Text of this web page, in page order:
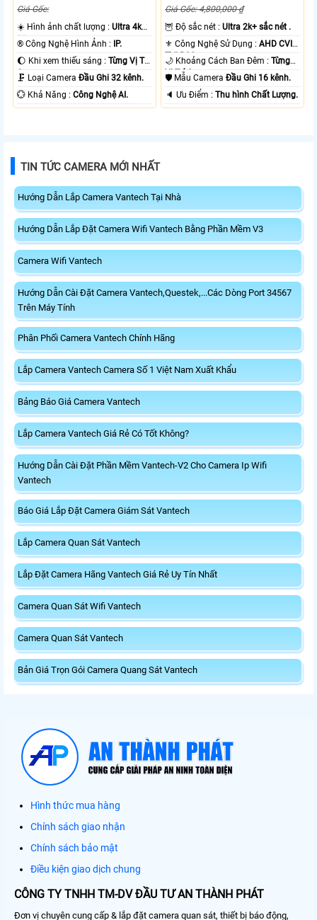
Giá Gốc:
☀️ Hình ảnh chất lượng :Ultra 4k
👍🏾 .
®️ Công Nghệ Hình Ảnh :
IP.
🌔 Khi xem thiếu sáng :Từng Vị Trí
Camera .
🗜️ Loại CameraĐầu Ghi 32 kênh.
️💮 Khả Năng :Công Nghệ AI.
Giá Gốc: 4,800,000 ₫
🦉 Độ sắc nét :Ultra 2k+ sắc nét .
⚜️ Công Nghệ Sử Dụng :AHD CVI
TVI BCS.
🌙 Khoảng Cách Ban Đêm :Từng
Vị Trí Camera .
🛡 Mẫu CameraĐầu Ghi 16 kênh.
️🔈 Ưu Điểm :Thu hình Chất Lượng.
TIN TỨC CAMERA MỚI NHẤT
Hướng Dẫn Lắp Camera Vantech Tại Nhà
Hướng Dẫn Lắp Đặt Camera Wifi Vantech Bằng Phần Mềm V3
Camera Wifi Vantech
Hướng Dẫn Cài Đặt Camera Vantech,Questek,...Các Dòng Port 34567
Trên Máy Tính
Phân Phối Camera Vantech Chính Hãng
Lắp Camera Vantech Camera Số 1 Việt Nam Xuất Khẩu
Bảng Báo Giá Camera Vantech
Lắp Camera Vantech Giá Rẻ Có Tốt Không?
Hướng Dẫn Cài Đặt Phần Mềm Vantech-V2 Cho Camera Ip Wifi
Vantech
Báo Giá Lắp Đặt Camera Giám Sát Vantech
Lắp Camera Quan Sát Vantech
Lắp Đặt Camera Hãng Vantech Giá Rẻ Uy Tín Nhất
Camera Quan Sát Wifi Vantech
Camera Quan Sát Vantech
Bản Giá Trọn Gói Camera Quang Sát Vantech
Hình thức mua hàng
Chính sách giao nhận
Chính sách bảo mật
Điều kiện giao dịch chung
CÔNG TY TNHH TM-DV ĐẦU TƯ AN THÀNH PHÁT
Đơn vị chuyên cung cấp & lắp đặt camera quan sát, thiết bị báo động,